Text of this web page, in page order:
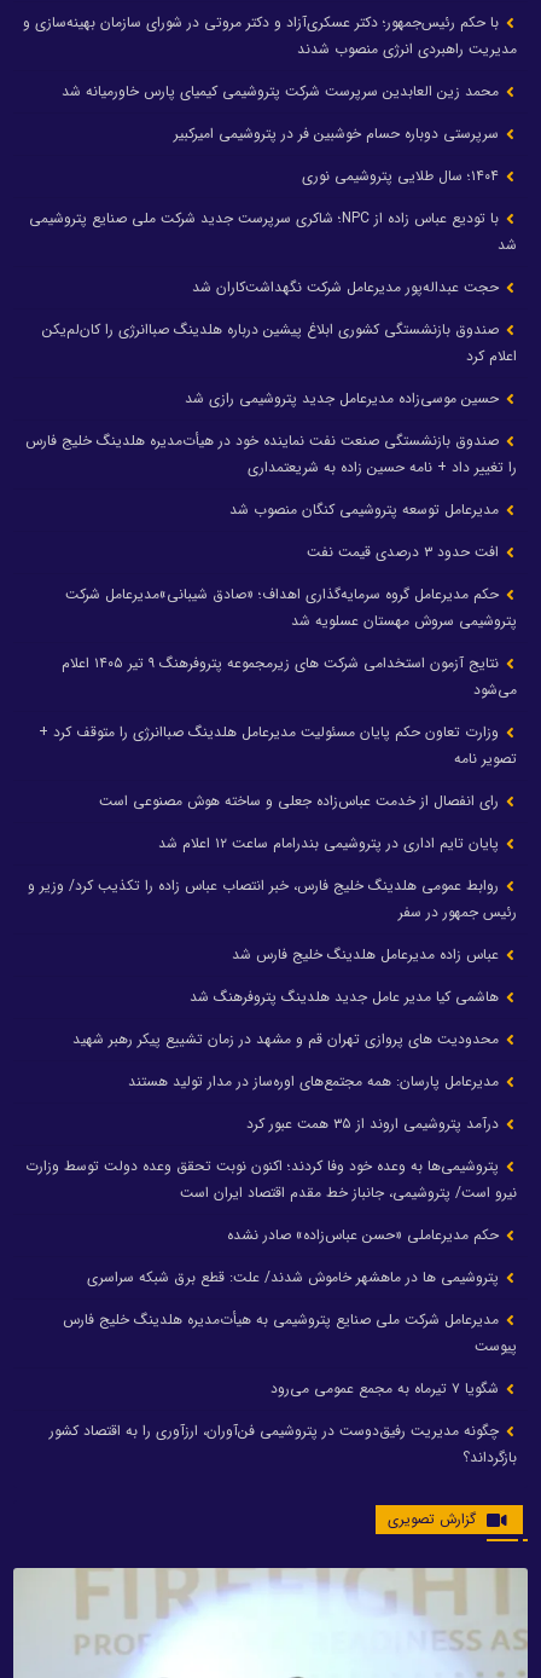
با حکم رئیس‌جمهور؛ دکتر عسکری‌آزاد و دکتر مروتی در شورای سازمان بهینه‌سازی و
مدیریت راهبردی انرژی منصوب شدند
محمد زین العابدین سرپرست شرکت پتروشیمی کیمیای پارس خاورمیانه شد
سرپرستی دوباره حسام خوشبین فر در پتروشیمی امیرکبیر
با تودیع عباس زاده از NPC؛ شاکری سرپرست جدید شرکت ملی صنایع پتروشیمی
شد
حجت عبداله‌پور مدیرعامل شرکت نگهداشت‌کاران شد
صندوق بازنشستگی کشوری ابلاغ پیشین درباره هلدینگ صباانرژی را کان‌لم‌یکن
اعلام کرد
حسین موسی‌زاده مدیرعامل جدید پتروشیمی رازی شد
صندوق بازنشستگی صنعت نفت نماینده خود در هیأت‌مدیره هلدینگ خلیج فارس
را تغییر داد + نامه حسین زاده به شریعتمداری
مدیرعامل توسعه پتروشیمی کنگان منصوب شد
افت حدود ۳ درصدی قیمت نفت
حکم مدیرعامل گروه سرمایه‌گذاری اهداف؛ «صادق شیبانی»مدیرعامل شرکت
پتروشیمی سروش مهستان عسلویه شد
نتایج آزمون استخدامی شرکت های زیرمجموعه پتروفرهنگ ۹ تیر ۱۴۰۵ اعلام
می‌شود
وزارت تعاون حکم پایان مسئولیت مدیرعامل هلدینگ صباانرژی را متوقف کرد +
تصویر نامه
رای انفصال از خدمت عباس‌زاده جعلی و ساخته هوش مصنوعی است
پایان تایم اداری در پتروشیمی بندرامام ساعت ۱۲ اعلام شد
روابط عمومی هلدینگ خلیج فارس، خبر انتصاب عباس زاده را تکذیب کرد/ وزیر و
رئیس جمهور در سفر
عباس زاده مدیرعامل هلدینگ خلیج فارس شد
هاشمی کیا مدیر عامل جدید هلدینگ پتروفرهنگ شد
محدودیت های پروازی تهران قم و مشهد در زمان تشییع پیکر رهبر شهید
مدیرعامل پارسان: همه مجتمع‌های اوره‌ساز در مدار تولید هستند
درآمد پتروشیمی اروند از ۳۵ همت عبور کرد
پتروشیمی‌ها به وعده خود وفا کردند؛ اکنون نوبت تحقق وعده دولت توسط وزارت
نیرو است/ پتروشیمی، جانباز خط مقدم اقتصاد ایران است
حکم مدیرعاملی «حسن عباس‌زاده» صادر نشده
پتروشیمی ها در ماهشهر خاموش شدند/ علت: قطع برق شبکه سراسری
مدیرعامل شرکت ملی صنایع پتروشیمی به هیأت‌مدیره هلدینگ خلیج فارس
پیوست
شگویا ۷ تیرماه به مجمع عمومی می‌رود
چگونه مدیریت رفیق‌دوست در پتروشیمی فن‌آوران، ارزآوری را به اقتصاد کشور
بازگرداند؟
گزارش تصویری